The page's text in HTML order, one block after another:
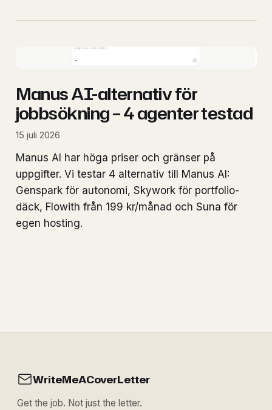
Manus AI-alternativ för
jobbsökning – 4 agenter testad
15 juli 2026
Manus AI har höga priser och gränser på
uppgifter. Vi testar 4 alternativ till Manus AI:
Genspark för autonomi, Skywork för portfolio-
däck, Flowith från 199 kr/månad och Suna för
egen hosting.
WriteMeACoverLetter
Get the job. Not just the letter.